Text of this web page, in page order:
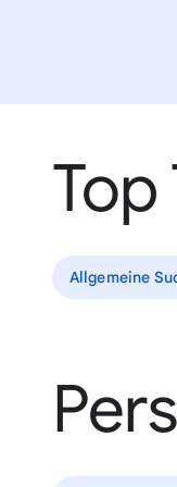
Top
Allgemeine